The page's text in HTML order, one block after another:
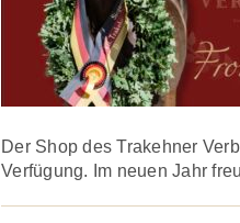
Der Shop des Trakehner
Verfügung. Im neuen Jahr